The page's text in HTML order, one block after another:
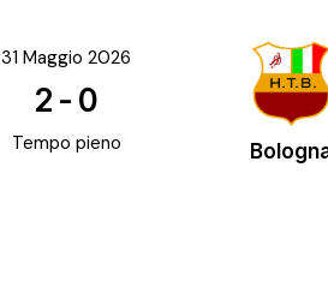
31 Maggio 2026
2 - 0
Tempo pieno